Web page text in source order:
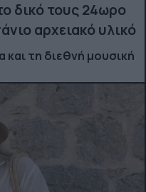
δικό τους 24ωρο
αρχειακό υλικό
τη διεθνή μουσική